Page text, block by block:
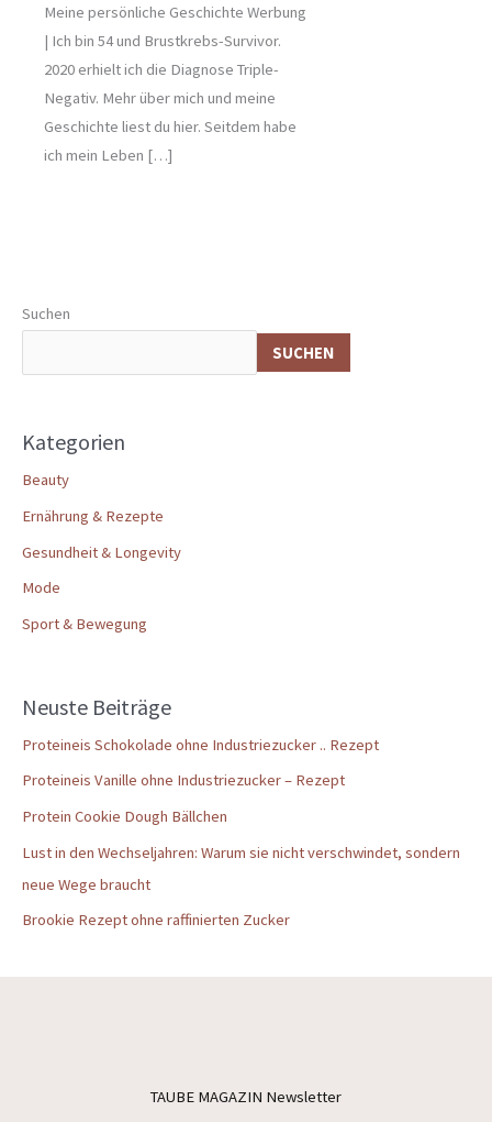
Suchen
SUCHEN
Kategorien
Beauty
Ernährung & Rezepte
Gesundheit & Longevity
Mode
Sport & Bewegung
Neuste Beiträge
Proteineis Schokolade ohne Industriezucker .. Rezept
Proteineis Vanille ohne Industriezucker – Rezept
Protein Cookie Dough Bällchen
Lust in den Wechseljahren: Warum sie nicht verschwindet, sondern
neue Wege braucht
Brookie Rezept ohne raffinierten Zucker
Meine persönliche Geschichte Werbung
| Ich bin 54 und Brustkrebs-Survivor.
2020 erhielt ich die Diagnose Triple-
Negativ. Mehr über mich und meine
Geschichte liest du hier. Seitdem habe
ich mein Leben […]
TAUBE MAGAZIN Newsletter